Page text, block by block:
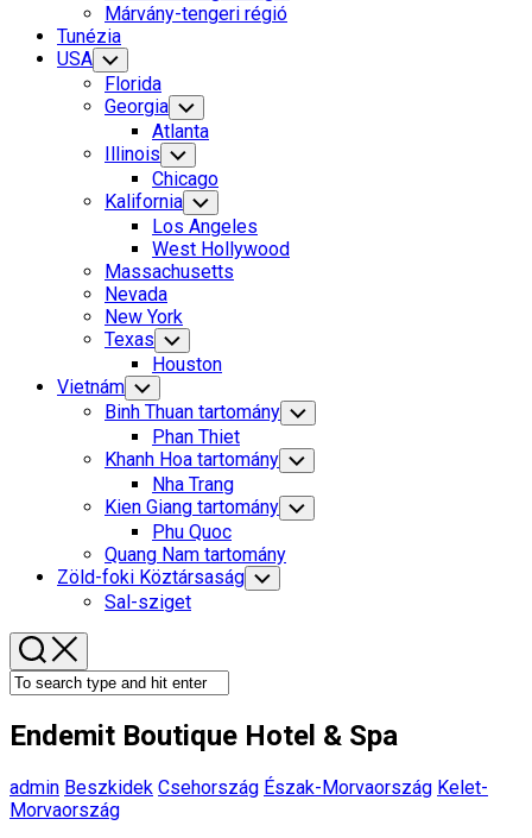
Márvány-tengeri régió
Tunézia
USA Toggle
Child
Menu
Florida
Georgia Toggle
Child
Menu
Atlanta
Illinois Toggle
Child
Menu
Chicago
Kalifornia Toggle
Child
Menu
Los Angeles
West Hollywood
Massachusetts
Nevada
New York
Texas Toggle
Child
Menu
Houston
Vietnám Toggle
Child
Menu
Binh Thuan tartomány Toggle
Child
Menu
Phan Thiet
Khanh Hoa tartomány Toggle
Child
Menu
Nha Trang
Kien Giang tartomány Toggle
Child
Phu Quoc
Quang Nam tartomány
Zöld-foki Köztársaság Toggle
Child
Sal-sziget
Endemit Boutique Hotel & Spa
admin Beszkidek Csehország Észak-Morvaország Kelet-
Morvaország